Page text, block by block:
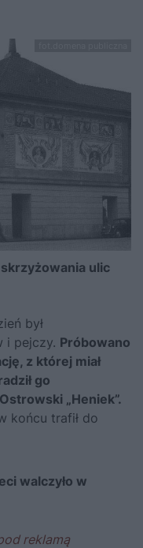
ulic
był
i pejczy. Próbowano
z której miał
go
„Heniek”.
końcu trafił do
walczyło w